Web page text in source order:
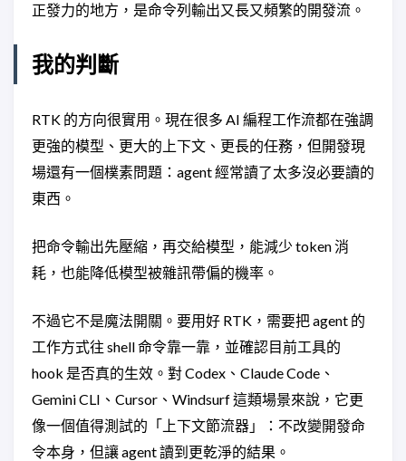
正發力的地方，是命令列輸出又長又頻繁的開發流。
我的判斷
RTK 的方向很實用。現在很多 AI 編程工作流都在強調
更強的模型、更大的上下文、更長的任務，但開發現
場還有一個樸素問題：agent 經常讀了太多沒必要讀的
東西。
把命令輸出先壓縮，再交給模型，能減少 token 消
耗，也能降低模型被雜訊帶偏的機率。
不過它不是魔法開關。要用好 RTK，需要把 agent 的
工作方式往 shell 命令靠一靠，並確認目前工具的
hook 是否真的生效。對 Codex、Claude Code、
Gemini CLI、Cursor、Windsurf 這類場景來說，它更
像一個值得測試的「上下文節流器」：不改變開發命
令本身，但讓 agent 讀到更乾淨的結果。